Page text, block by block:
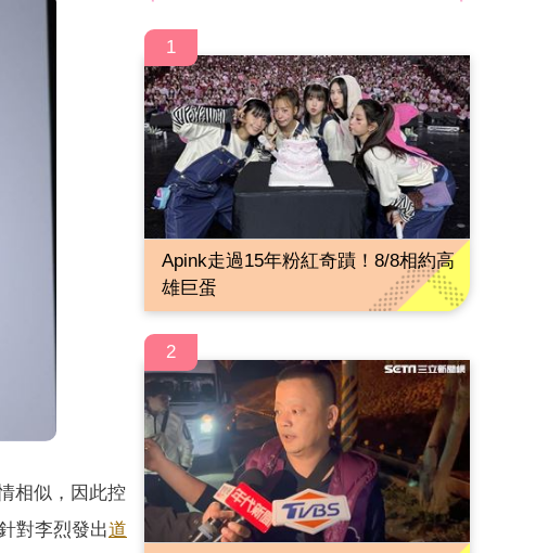
相似，因此控
對李烈發出道
1
Apink走過15年粉紅奇蹟！8/8相約高
雄巨蛋
2